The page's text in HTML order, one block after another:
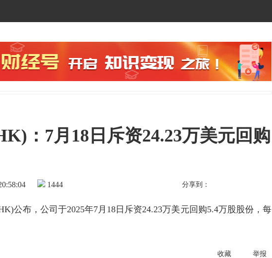
：7月18日斥资24.23万美元回购
1444 分享到：
公布，公司于2025年7月18日斥资24.23万美元回购5.4万股股份，每
收藏 举报